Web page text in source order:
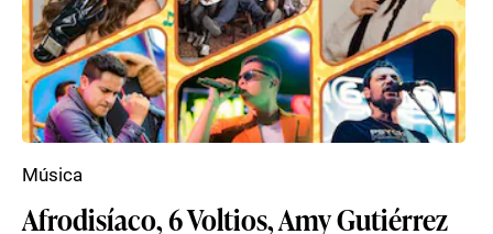
Afrodisíaco, 6 Voltios, Amy Gutiérrez
Música